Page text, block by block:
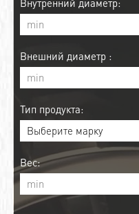
Внутренний диаметр:
Внешний диаметр :
Тип продукта:
Вес: